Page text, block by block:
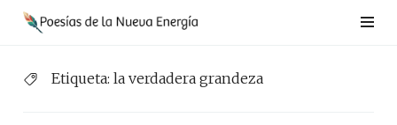
Saltar
Etiqueta: la verdadera grandeza